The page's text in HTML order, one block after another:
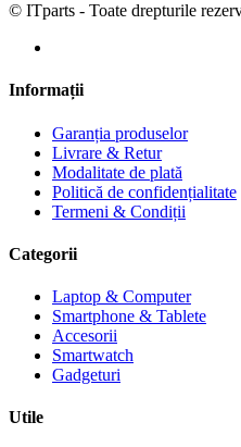
© ITparts - Toate drepturile
Informații
Garanția produselor
Livrare & Retur
Modalitate de plată
Politică de confidențialitate
Termeni & Condiții
Categorii
Laptop & Computer
Smartphone & Tablete
Accesorii
Smartwatch
Gadgeturi
Utile